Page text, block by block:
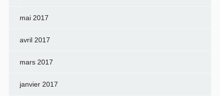
mai 2017
avril 2017
mars 2017
janvier 2017